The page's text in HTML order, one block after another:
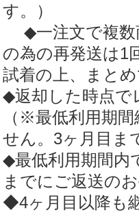
す。）
◆一注文で複数
の為の再発送は1
試着の上、まと
◆返却した時点で
（※最低利用期
せん。3ヶ月目ま
◆最低利用期間内
までにご返送の
◆4ヶ月目以降も